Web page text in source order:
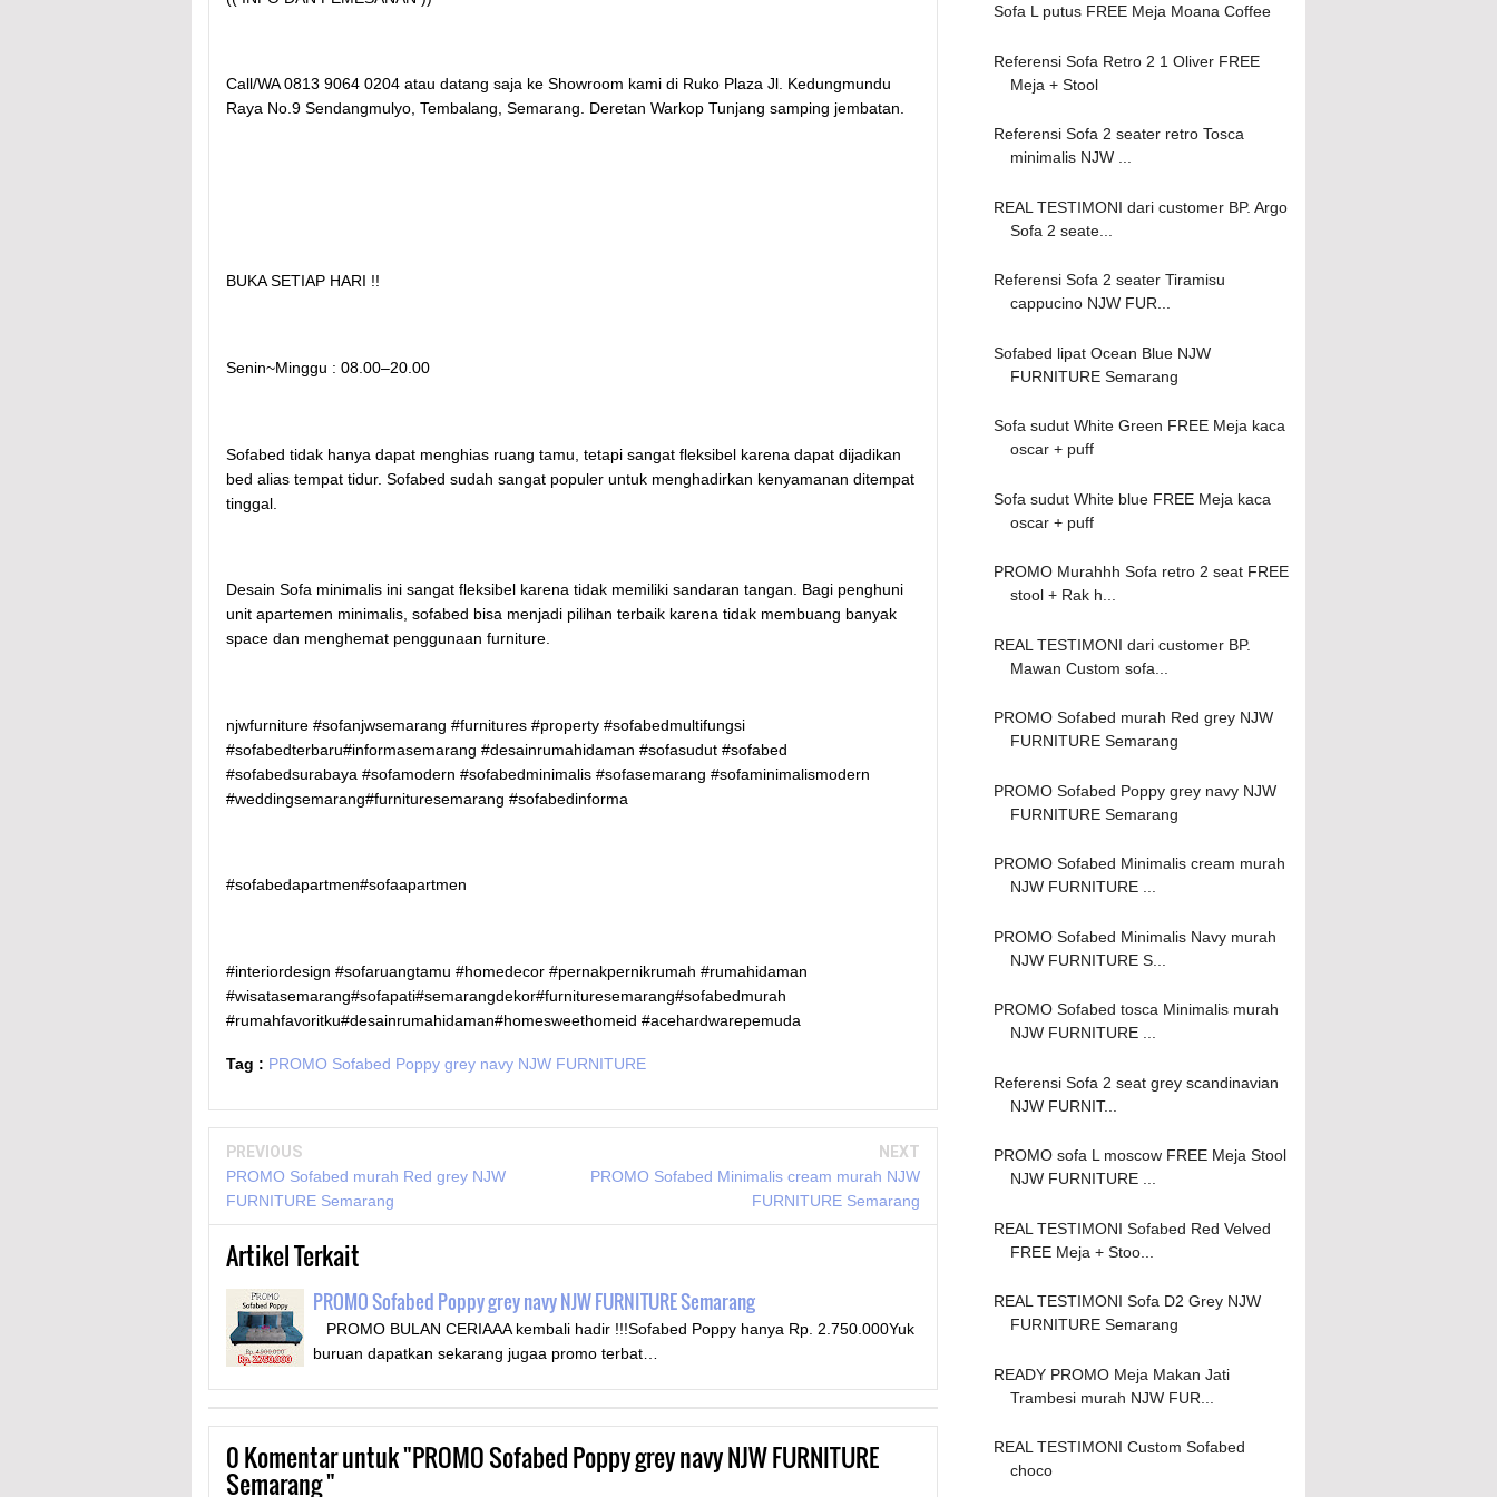
Call/WA 0813 9064 0204 atau datang saja ke Showroom kami di Ruko Plaza Jl. Kedungmundu
Raya No.9 Sendangmulyo, Tembalang, Semarang. Deretan Warkop Tunjang samping jembatan.
BUKA SETIAP HARI !!
Senin~Minggu : 08.00–20.00
Sofabed tidak hanya dapat menghias ruang tamu, tetapi sangat fleksibel karena dapat dijadikan
bed alias tempat tidur. Sofabed sudah sangat populer untuk menghadirkan kenyamanan ditempat
tinggal.
Desain Sofa minimalis ini sangat fleksibel karena tidak memiliki sandaran tangan. Bagi penghuni
unit apartemen minimalis, sofabed bisa menjadi pilihan terbaik karena tidak membuang banyak
space dan menghemat penggunaan furniture.
njwfurniture #sofanjwsemarang #furnitures #property #sofabedmultifungsi
#sofabedterbaru#informasemarang #desainrumahidaman #sofasudut #sofabed
#sofabedsurabaya #sofamodern #sofabedminimalis #sofasemarang #sofaminimalismodern
#weddingsemarang#furnituresemarang #sofabedinforma
#sofabedapartmen#sofaapartmen
#interiordesign #sofaruangtamu #homedecor #pernakpernikrumah #rumahidaman
#wisatasemarang#sofapati#semarangdekor#furnituresemarang#sofabedmurah
#rumahfavoritku#desainrumahidaman#homesweethomeid #acehardwarepemuda
Tag : PROMO Sofabed Poppy grey navy NJW FURNITURE
PREVIOUS
PROMO Sofabed murah Red grey NJW
FURNITURE Semarang
NEXT
PROMO Sofabed Minimalis cream murah NJW
FURNITURE Semarang
Artikel Terkait
PROMO Sofabed Poppy grey navy NJW FURNITURE Semarang
PROMO BULAN CERIAAA kembali hadir !!!Sofabed Poppy hanya Rp. 2.750.000Yuk
buruan dapatkan sekarang jugaa promo terbat…
0Komentar untuk "PROMO Sofabed Poppy grey navy NJW FURNITURE
Semarang "
Sofa L putus FREE Meja Moana Coffee
Referensi Sofa Retro 2 1 Oliver FREE
Meja + Stool
Referensi Sofa 2 seater retro Tosca
minimalis NJW ...
REAL TESTIMONI dari customer BP. Argo
Sofa 2 seate...
Referensi Sofa 2 seater Tiramisu
cappucino NJW FUR...
Sofabed lipat Ocean Blue NJW
FURNITURE Semarang
Sofa sudut White Green FREE Meja kaca
oscar + puff
Sofa sudut White blue FREE Meja kaca
oscar + puff
PROMO Murahhh Sofa retro 2 seat FREE
stool + Rak h...
REAL TESTIMONI dari customer BP.
Mawan Custom sofa...
PROMO Sofabed murah Red grey NJW
FURNITURE Semarang
PROMO Sofabed Poppy grey navy NJW
FURNITURE Semarang
PROMO Sofabed Minimalis cream murah
NJW FURNITURE ...
PROMO Sofabed Minimalis Navy murah
NJW FURNITURE S...
PROMO Sofabed tosca Minimalis murah
NJW FURNITURE ...
Referensi Sofa 2 seat grey scandinavian
NJW FURNIT...
PROMO sofa L moscow FREE Meja Stool
NJW FURNITURE ...
REAL TESTIMONI Sofabed Red Velved
FREE Meja + Stoo...
REAL TESTIMONI Sofa D2 Grey NJW
FURNITURE Semarang
READY PROMO Meja Makan Jati
Trambesi murah NJW FUR...
REAL TESTIMONI Custom Sofabed
choco